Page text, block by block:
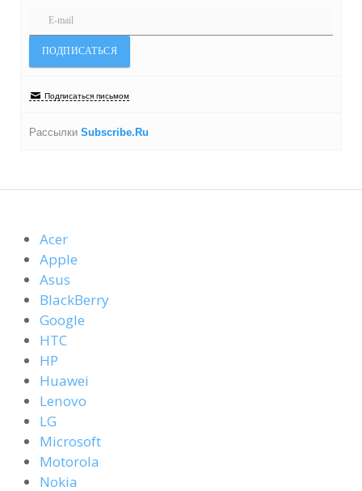
Подписаться письмом
Рассылки Subscribe.Ru
Acer
Apple
Asus
BlackBerry
Google
HTC
HP
Huawei
Lenovo
LG
Microsoft
Motorola
Nokia